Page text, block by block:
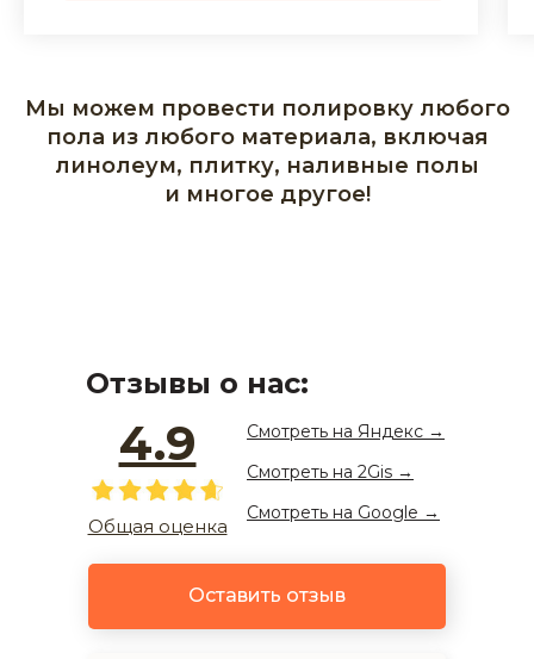
Мы можем провести полировку любого
пола из любого материала, включая
линолеум, плитку, наливные полы
и многое другое!
Оставить отзыв
4.9
Общая оценка
Смотреть на Яндекс →
Смотреть на 2Gis →
Смотреть на Google →
Отзывы о нас: